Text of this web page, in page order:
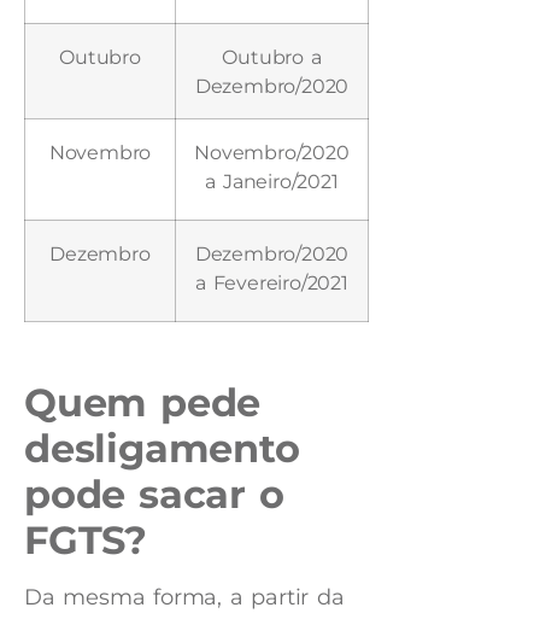
Outubro
Outubro a
Dezembro/2020
Novembro
Novembro/2020
a Janeiro/2021
Dezembro
Dezembro/2020
a Fevereiro/2021
Quem pede
desligamento
pode sacar o
FGTS?
Da mesma forma, a partir da